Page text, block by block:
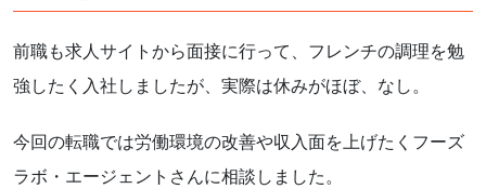
前職も求人サイトから面接に行って、フレンチの調理を勉
強したく入社しましたが、実際は休みがほぼ、なし。
今回の転職では労働環境の改善や収入面を上げたくフーズ
ラボ・エージェントさんに相談しました。